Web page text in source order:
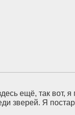
ещё, так вот,
зверей. Я